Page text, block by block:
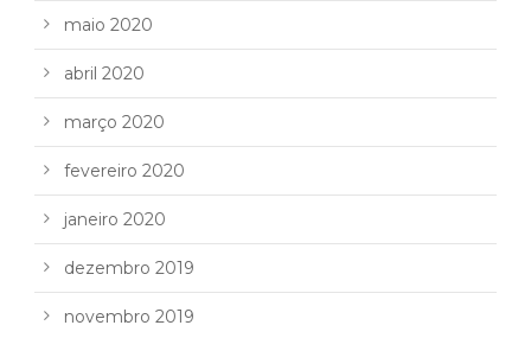
maio 2020
abril 2020
março 2020
fevereiro 2020
janeiro 2020
dezembro 2019
novembro 2019